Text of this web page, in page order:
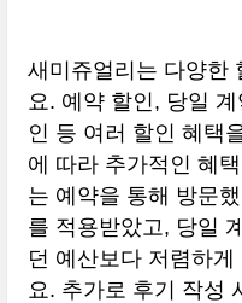
새미쥬얼리는 다양한
요. 예약 할인, 당일
인 등 여러 할인 혜택
에 따라 추가적인 혜
는 예약을 통해 방문
를 적용받았고, 당일
던 예산보다 저렴하
요. 추가로 후기 작성